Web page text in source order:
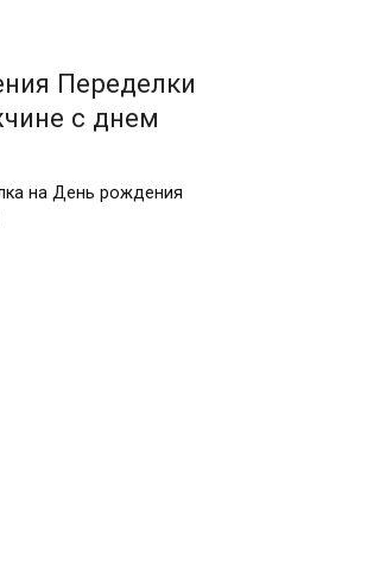
Переделки
с днем
на День рождения